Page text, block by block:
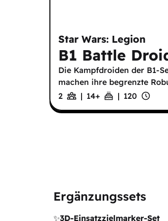
Star Wars: Legion
B1 Battle
Die Kampfdroiden der B1-
machen ihre begrenzte
2
| 14+ | 120
Ergänzungssets
✨3D-Einsatzzielmarker-Set